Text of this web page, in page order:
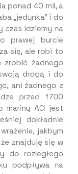
ponad 40 mil, a
„jedynka” i do
czas idziemy na
prawej burcie
się, ale robi to
zrobić żadnego
drogą i do
ani żadnego z
przed 1700
mariny ACI jest
dokładnie
jakbym
znajduję się w
do rozległego
podpływa na